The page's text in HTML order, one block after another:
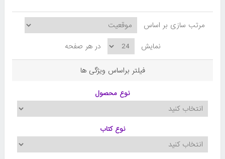
مرتب سازی بر اساس
نمایش
در هر صفحه
فیلتر براساس ویژگی ها
نوع محصول
نوع کتاب